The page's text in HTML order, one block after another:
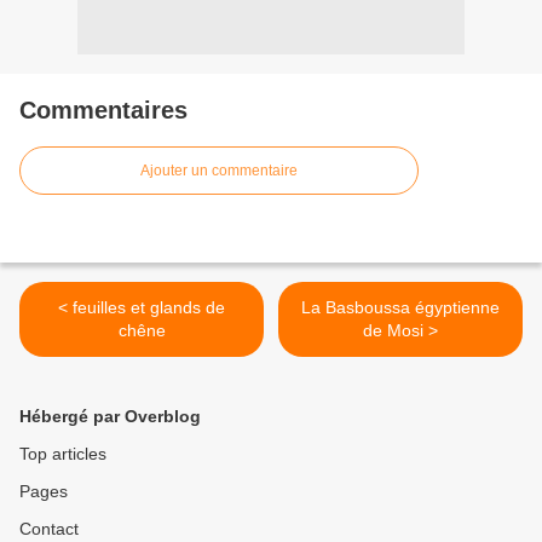
Commentaires
Ajouter un commentaire
< feuilles et glands de
chêne
La Basboussa égyptienne
de Mosi >
Hébergé par Overblog
Top articles
Pages
Contact